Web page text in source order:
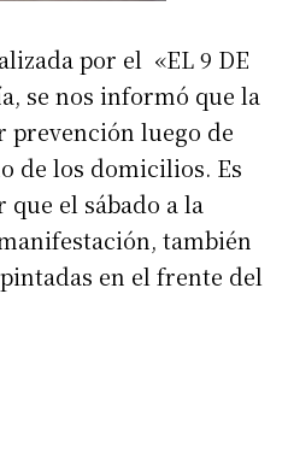
por el «EL 9 DE
se nos informó que la
prevención luego de
de los domicilios. Es
el sábado a la
también
en el frente del